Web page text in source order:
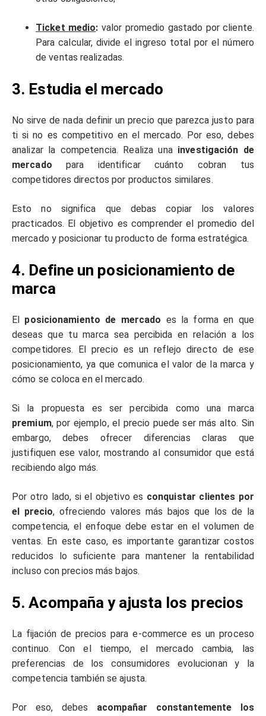
Ticket medio: valor promedio gastado por cliente.
Para calcular, divide el ingreso total por el número
de ventas realizadas.
3. Estudia el mercado
No sirve de nada definir un precio que parezca justo para
ti si no es competitivo en el mercado. Por eso, debes
analizar la competencia. Realiza una investigación de
mercado para identificar cuánto cobran tus
competidores directos por productos similares.
Esto no significa que debas copiar los valores
practicados. El objetivo es comprender el promedio del
mercado y posicionar tu producto de forma estratégica.
4. Define un posicionamiento de
marca
El posicionamiento de mercado es la forma en que
deseas que tu marca sea percibida en relación a los
competidores. El precio es un reflejo directo de ese
posicionamiento, ya que comunica el valor de la marca y
cómo se coloca en el mercado.
Si la propuesta es ser percibida como una marca
premium, por ejemplo, el precio puede ser más alto. Sin
embargo, debes ofrecer diferencias claras que
justifiquen ese valor, mostrando al consumidor que está
recibiendo algo más.
Por otro lado, si el objetivo es conquistar clientes por
el precio, ofreciendo valores más bajos que los de la
competencia, el enfoque debe estar en el volumen de
ventas. En este caso, es importante garantizar costos
reducidos lo suficiente para mantener la rentabilidad
incluso con precios más bajos.
5. Acompaña y ajusta los precios
La fijación de precios para e-commerce es un proceso
continuo. Con el tiempo, el mercado cambia, las
preferencias de los consumidores evolucionan y la
competencia también se ajusta.
Por eso, debes acompañar constantemente los